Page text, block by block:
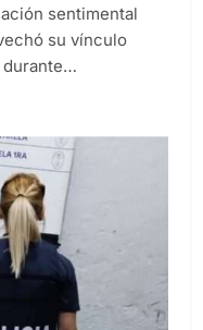
sentimental
su vínculo
durante…